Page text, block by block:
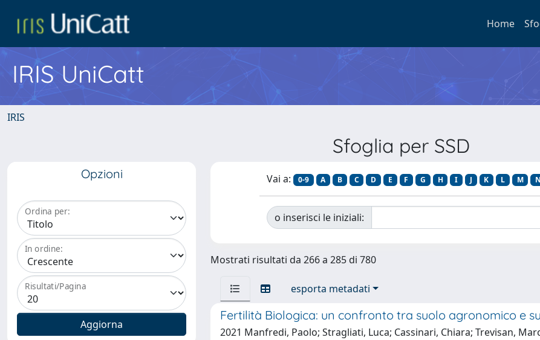
Home
IRIS UniCatt
IRIS
Sfoglia per SSD
Opzioni
Ordina per:
In ordine:
Risultati/Pagina
Vai a: 0-9 A B C D E F G H I J K L M N
o inserisci le iniziali:
Mostrati risultati da 266 a 285 di 780
esporta metadati
Fertilità Biologica: un confronto tra suolo agronomico e
2021 Manfredi, Paolo; Stragliati, Luca; Cassinari, Chiara; Trevisan,